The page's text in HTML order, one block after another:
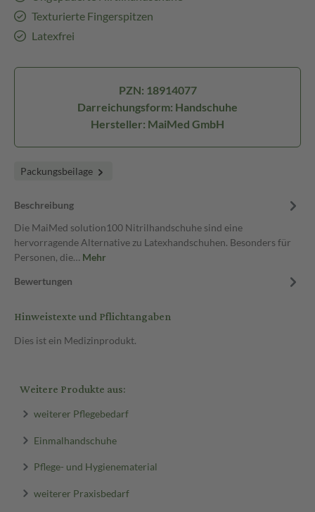
Texturierte Fingerspitzen
Latexfrei
PZN: 18914077
Darreichungsform: Handschuhe
Hersteller: MaiMed GmbH
Packungsbeilage
Beschreibung
Die MaiMed solution100 Nitrilhandschuhe sind eine
hervorragende Alternative zu Latexhandschuhen. Besonders für
Personen, die… Mehr
Bewertungen
Hinweistexte und Pflichtangaben
Dies ist ein Medizinprodukt.
Weitere Produkte aus:
weiterer Pflegebedarf
Einmalhandschuhe
Pflege- und Hygienematerial
weiterer Praxisbedarf